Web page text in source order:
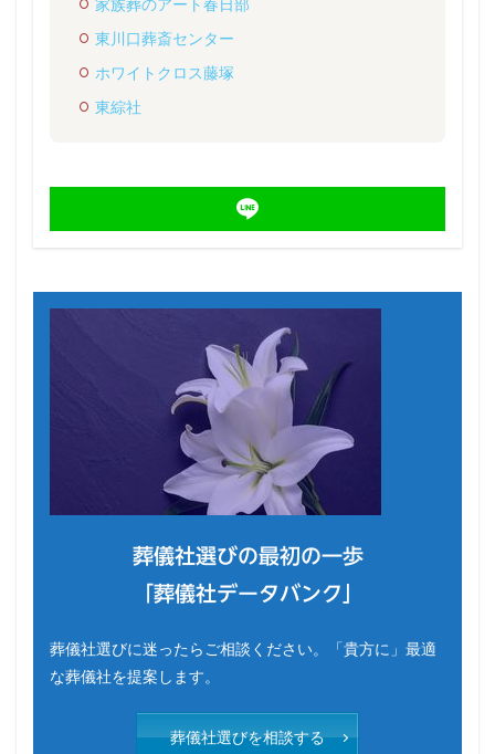
家族葬のアート春日部
東川口葬斎センター
ホワイトクロス藤塚
東綜社
葬儀社選びの最初の一歩
「葬儀社データバンク」
葬儀社選びに迷ったらご相談ください。「貴方に」最適
な葬儀社を提案します。
葬儀社選びを相談する